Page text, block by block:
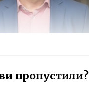
пропустили?